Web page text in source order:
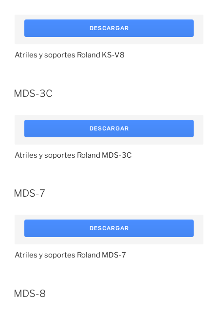
DESCARGAR
Atriles y soportes Roland KS-V8
MDS-3C
DESCARGAR
Atriles y soportes Roland MDS-3C
MDS-7
DESCARGAR
Atriles y soportes Roland MDS-7
MDS-8